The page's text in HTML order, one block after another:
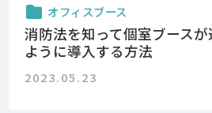
オフィスブース
消防法を知って個室ブース
ように導入する方法
2023.05.23